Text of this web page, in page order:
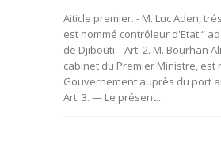
Aiticle premier. - M. Luc Aden,
est nommé contrôleur d'Etat “
de Djibouti. Art. 2. M. Bourhan
cabinet du Premier Ministre, est
Gouvernement auprès du port
Art. 3. — Le présent...